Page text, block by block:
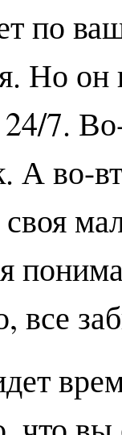
по
Но он
7.
А во-
своя
все